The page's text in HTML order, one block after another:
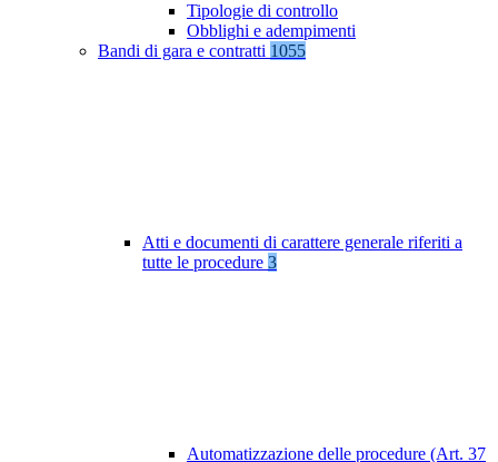
Tipologie di controllo
Obblighi e adempimenti
Bandi di gara e contratti 1055
Atti e documenti di carattere generale riferiti a
tutte le procedure 3
Automatizzazione delle procedure (Art. 37